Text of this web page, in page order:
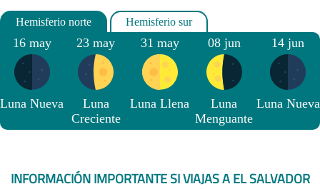
16 may
Luna Nueva
23 may
Luna
Creciente
31 may
Luna Llena
08 jun
Luna
Menguante
14 jun
Luna Nueva
INFORMACIÓN IMPORTANTE SI VIAJAS A EL SALVADOR